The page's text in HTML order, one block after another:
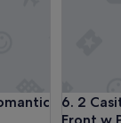
e
Sunsets - AC
6. 2
Front w
2